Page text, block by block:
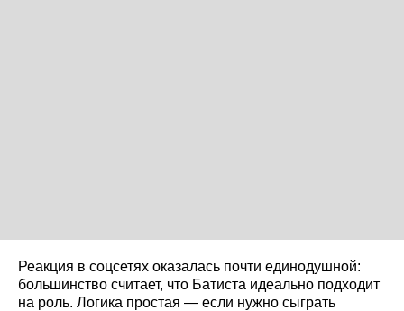
Реакция в соцсетях оказалась почти единодушной:
большинство считает, что Батиста идеально подходит
на роль. Логика простая — если нужно сыграть